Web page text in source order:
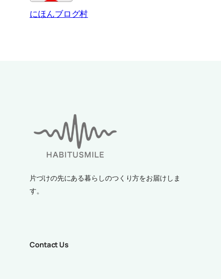
にほんブログ村
片づけの先にある暮らしのつくり方をお届けしま
す。
Contact Us